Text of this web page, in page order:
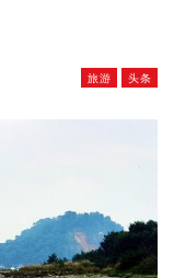
旅游 头条